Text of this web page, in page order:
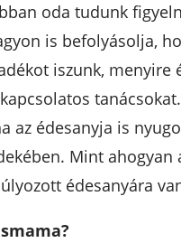
oda tudunk
is befolyásolja,
iszunk, menyire
az édesanyja is
Mint ahogyan
édesanyára